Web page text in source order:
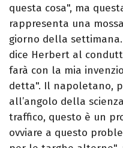
questa cosa", ma
rappresenta una
giorno della
dice Herbert al
farà con la mia
detta". Il napoletano,
all’angolo della
traffico, questo è un
ovviare a questo